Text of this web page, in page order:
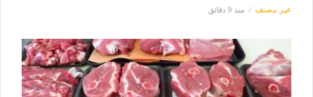
غير مصنف منذ 9 دقائق